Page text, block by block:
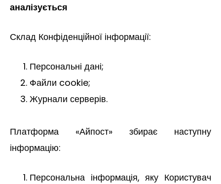
аналізується
Склад Конфіденційної інформації:
Персональні дані;
Файли cookie;
Журнали серверів.
Платформа «Айпост» збирає наступну
інформацію:
Персональна інформація, яку Користувач